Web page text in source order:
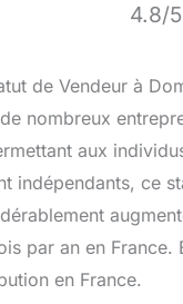
4.8/
de Vendeur à
nombreux
aux
indépendants, ce
par an en
en France.